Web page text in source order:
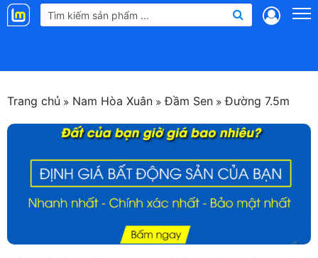
Landmap
Trang chủ Nam Hòa Xuân Đầm Sen Đường 7.5m